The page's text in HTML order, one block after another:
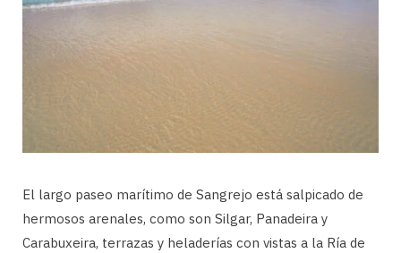
El largo paseo marítimo de Sangrejo está salpicado de
hermosos arenales, como son Silgar, Panadeira y
Carabuxeira, terrazas y heladerías con vistas a la Ría de